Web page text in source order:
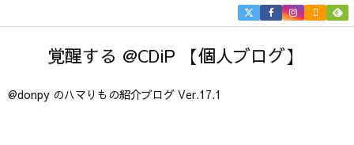
覚醒する @CDiP 【個人ブログ】
@donpy のハマりもの紹介ブログ Ver.17.1

